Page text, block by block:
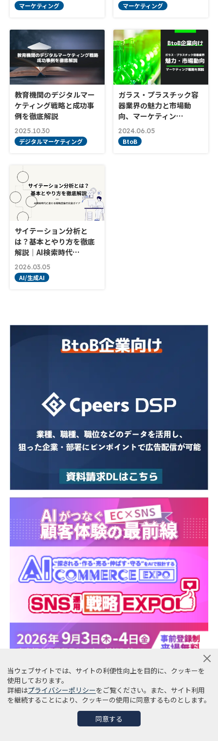
マーケティング マーケティング
教育機関のデジタルマー
ケティング戦略と成功事
例を徹底解説
2025.10.30
デジタルマーケティング
ガラス・プラスチック容
器業界の魅力と市場動
向、マーケティン…
2024.06.05
BtoB
サイテーション分析と
は？基本とやり方を徹底
解説｜AI検索時代…
2026.03.05
AI/生成AI
当ウェブサイトでは、サイトの利便性向上を目的に、クッキーを
使用しております。
詳細はプライバシーポリシーをご覧ください。また、サイト利用
を継続することにより、クッキーの使用に同意するものとします。
同意する